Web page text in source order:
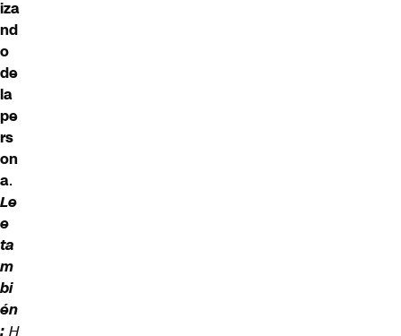
iza
nd
o
de
la
pe
rs
on
a.
Le
e
ta
m
bi
én
: H